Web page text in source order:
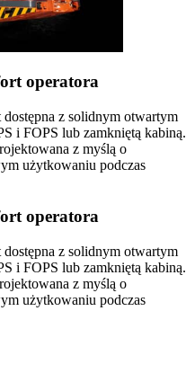
operatora
dostępna z solidnym otwartym
i FOPS lub zamkniętą kabiną.
z myślą o
użytkowaniu podczas
operatora
dostępna z solidnym otwartym
i FOPS lub zamkniętą kabiną.
z myślą o
użytkowaniu podczas